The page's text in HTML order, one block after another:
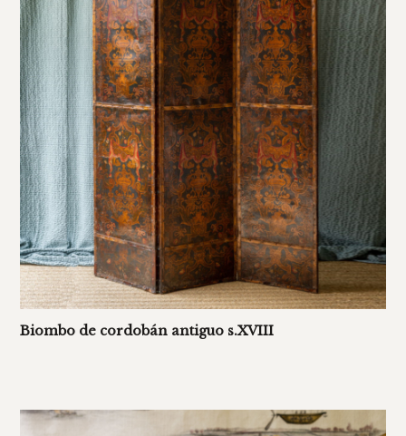
Biombo de cordobán antiguo s.XVIII